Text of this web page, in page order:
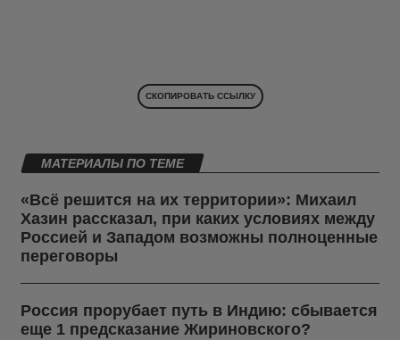
СКОПИРОВАТЬ ССЫЛКУ
МАТЕРИАЛЫ ПО ТЕМЕ
«Всё решится на их территории»: Михаил
Хазин рассказал, при каких условиях между
Россией и Западом возможны полноценные
переговоры
Россия прорубает путь в Индию: сбывается
еще 1 предсказание Жириновского?